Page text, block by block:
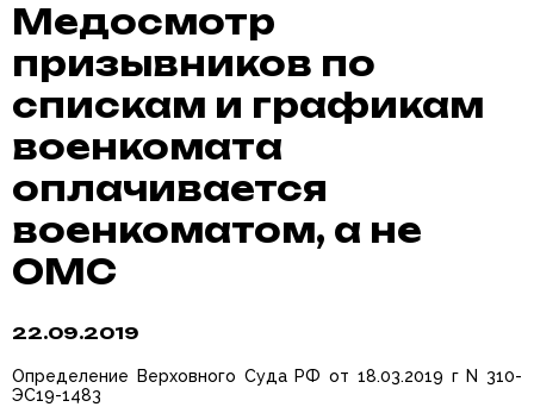
Медосмотр
призывников по
спискам и графикам
военкомата
оплачивается
военкоматом, а не
ОМС
22.09.2019
Определение Верховного Суда РФ от 18.03.2019 г N 310-
ЭС19-1483